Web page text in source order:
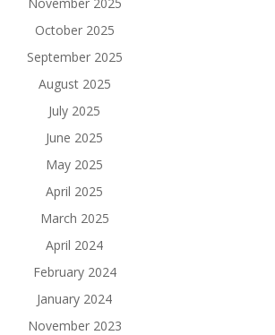
October 2025
September 2025
August 2025
July 2025
June 2025
May 2025
April 2025
March 2025
April 2024
February 2024
January 2024
November 2023